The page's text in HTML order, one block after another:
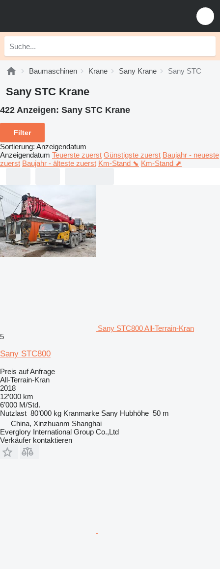
Baumaschinen Krane Sany Krane Sany STC
Sany STC Krane
422 Anzeigen: Sany STC Krane
Filter
Sortierung: Anzeigendatum
Anzeigendatum Teuerste zuerst Günstigste zuerst Baujahr - neueste
zuerst Baujahr - älteste zuerst Km-Stand ⬊ Km-Stand ⬈
Sany STC800 All-Terrain-Kran
5
Sany STC800
Preis auf Anfrage
All-Terrain-Kran
2018
12’000 km
6’000 M/Std.
Nutzlast 80’000 kg Kranmarke Sany Hubhöhe 50 m
China, Xinzhuanm Shanghai
Everglory International Group Co.,Ltd
Verkäufer kontaktieren